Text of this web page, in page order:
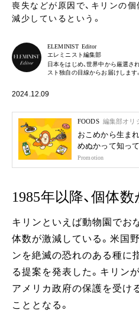
喪失などが原因で、キリンの
減少しているという。
ELEMINIST Editor
エレミニスト編集部
日本をはじめ、世界中から厳選さ
スト独自の目線からお届けします
2024.12.09
FOODS 編集部オリ
おこめから生まれ
めぬかって知って
Promotion
1985年以降、個体
キリンといえば動物園でお
体数が激減している。米国
ンを絶滅の恐れのある種に
る提案を発表した。キリン
アメリカ政府の保護を受け
こととなる。